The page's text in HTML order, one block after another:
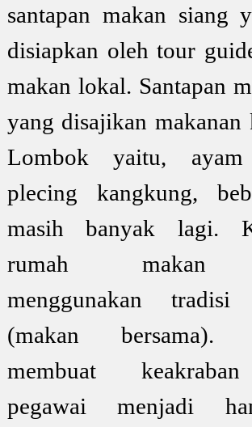
santapan makan siang
disiapkan oleh tour
makan lokal. Santapan
yang disajikan makanan
Lombok yaitu, ayam
plecing kangkung,
masih banyak lagi.
rumah makan
menggunakan tradisi
(makan bersama).
membuat
pegawai menjadi